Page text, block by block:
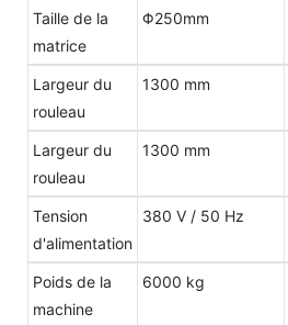
Taille de la
matrice
Φ250mm
Largeur du
rouleau
1300 mm
Largeur du
rouleau
1300 mm
Tension
d'alimentation
380 V / 50 Hz
Poids de la
machine
6000 kg